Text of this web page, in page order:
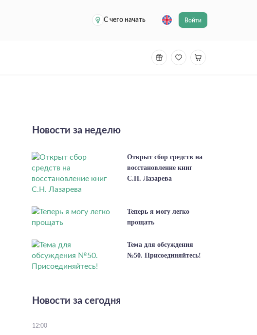
С чего начать
Войти
Новости за неделю
Открыт сбор средств на
восстановление книг
С.Н. Лазарева
Теперь я могу легко
прощать
Тема для обсуждения
№50. Присоединяйтесь!
Новости за сегодня
12:00